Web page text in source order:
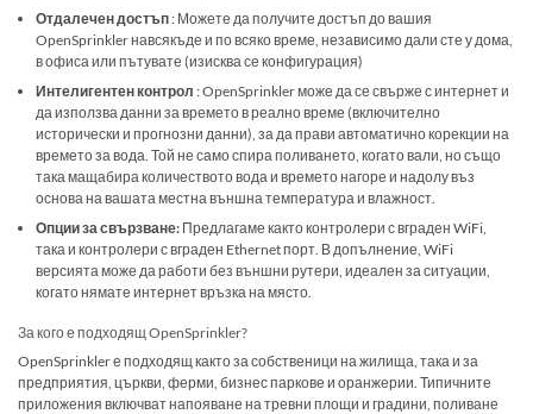
Отдалечен достъп: Можете да получите достъп до вашия
OpenSprinkler навсякъде и по всяко време, независимо дали сте у дома,
в офиса или пътувате (изисква се конфигурация)
Интелигентен контрол : OpenSprinkler може да се свърже с интернет и
да използва данни за времето в реално време (включително
исторически и прогнозни данни), за да прави автоматично корекции на
времето за вода. Той не само спира поливането, когато вали, но също
така мащабира количеството вода и времето нагоре и надолу въз
основа на вашата местна външна температура и влажност.
Опции за свързване: Предлагаме както контролери с вграден WiFi,
така и контролери с вграден Ethernet порт. В допълнение, WiFi
версията може да работи без външни рутери, идеален за ситуации,
когато нямате интернет връзка на място.
За кого е подходящ OpenSprinkler?
OpenSprinkler е подходящ както за собственици на жилища, така и за
предприятия, църкви, ферми, бизнес паркове и оранжерии. Типичните
приложения включват напояване на тревни площи и градини, поливане